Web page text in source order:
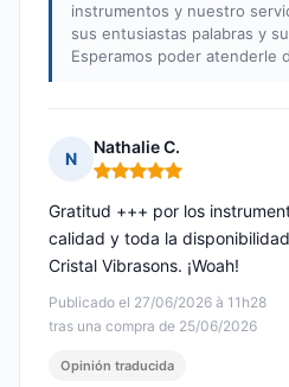
instrumentos y nuestro
sus entusiastas palabras y
Esperamos poder atenderle
N
Nathalie C.
Nota: 5 de 5
Publicado el 27/06/2026 à 11h28
tras una compra de 25/06/2026
Gratitud +++ por los
calidad y toda la
Cristal Vibrasons. ¡Woah!
Opinión traducida